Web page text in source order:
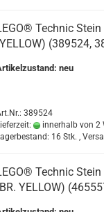
Technic
(389524,
neu
389524
innerhalb von 2
16 Stk. ,
Technic
YELLOW)